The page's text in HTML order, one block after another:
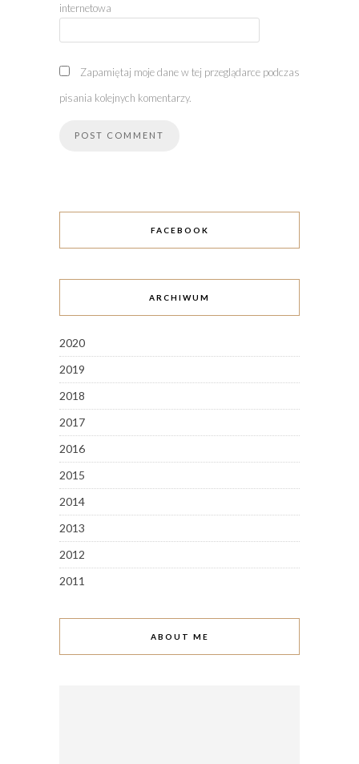
internetowa
Zapamiętaj moje dane w tej przeglądarce podczas
pisania kolejnych komentarzy.
FACEBOOK
ARCHIWUM
2020
2019
2018
2017
2016
2015
2014
2013
2012
2011
ABOUT ME